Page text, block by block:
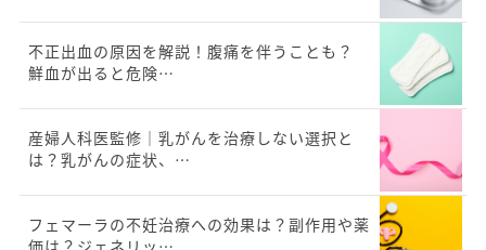
不正出血の原因を解説！腹痛を伴うことも？
鮮血が出ると危険…
産婦人科医監修｜乳がんを治療しない選択と
は？乳がんの症状、…
フェマーラの不妊治療への効果は？副作用や薬